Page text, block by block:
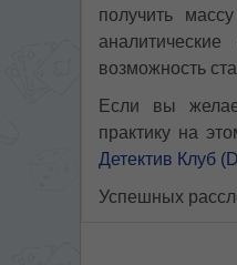
получить
возможность
Если вы
практику на
Детектив Клуб
Успешных